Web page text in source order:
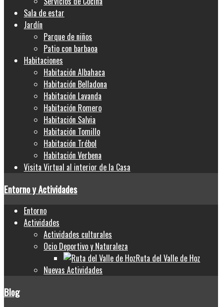
Sala de estar
Jardín
Parque de niños
Patio con barbaoa
Habitaciones
Habitación Albahaca
Habitación Belladona
Habitación Lavanda
Habitación Romero
Habitación Salvia
Habitación Tomillo
Habitación Trébol
Habitación Verbena
Visita Virtual al interior de la Casa
Entorno y Actividades
Entorno
Actividades
Actividades culturales
Ocio Deportivo y Naturaleza
Ruta del Valle de Hoz
Nuevas Actividades
Blog